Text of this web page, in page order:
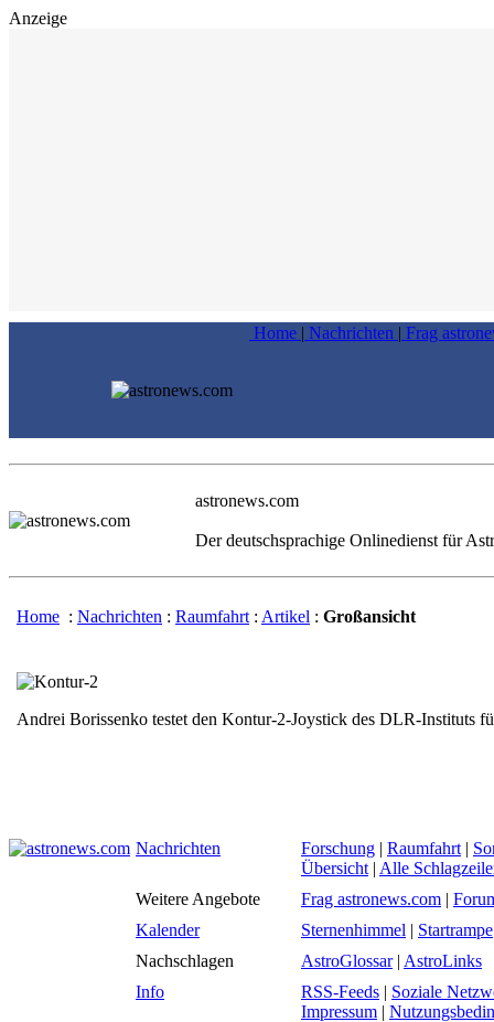
Anzeige
Home | Nachrichten | Frag
astronews.com
Der deutschsprachige Onlinedienst für
Home : Nachrichten : Raumfahrt : Artikel : Großansicht
Andrei Borissenko testet den Kontur-2-Joystick des DLR-Instituts
Nachrichten Forschung | Raumfahrt |
Übersicht | Alle
Weitere Angebote
Frag astronews.com |
Kalender
Sternenhimmel | Startrampe
Nachschlagen
AstroGlossar| AstroLinks
Info
RSS-Feeds | Soziale
Impressum |